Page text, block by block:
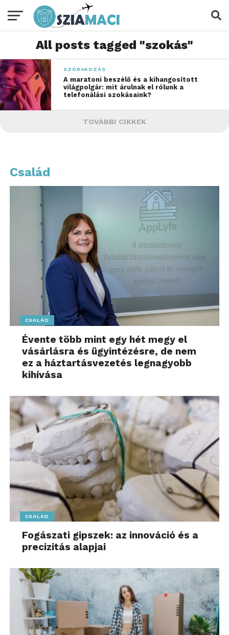
All posts tagged "szokás"
SZÓRAKOZÁS
A maratoni beszélő és a kihangosított
világpolgár: mit árulnak el rólunk a
telefonálási szokásaink?
TOVÁBBI CIKKEK
Család
CSALÁD
Évente több mint egy hét megy el
vásárlásra és ügyintézésre, de nem
ez a háztartásvezetés legnagyobb
kihívása
CSALÁD
Fogászati gipszek: az innováció és a
precizitás alapjai